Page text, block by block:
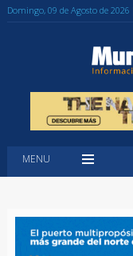
Domingo, 09 de Agosto de 2026
MENU